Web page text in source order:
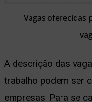
Vagas oferecidas
A descrição das
trabalho podem ser
empresas. Para se